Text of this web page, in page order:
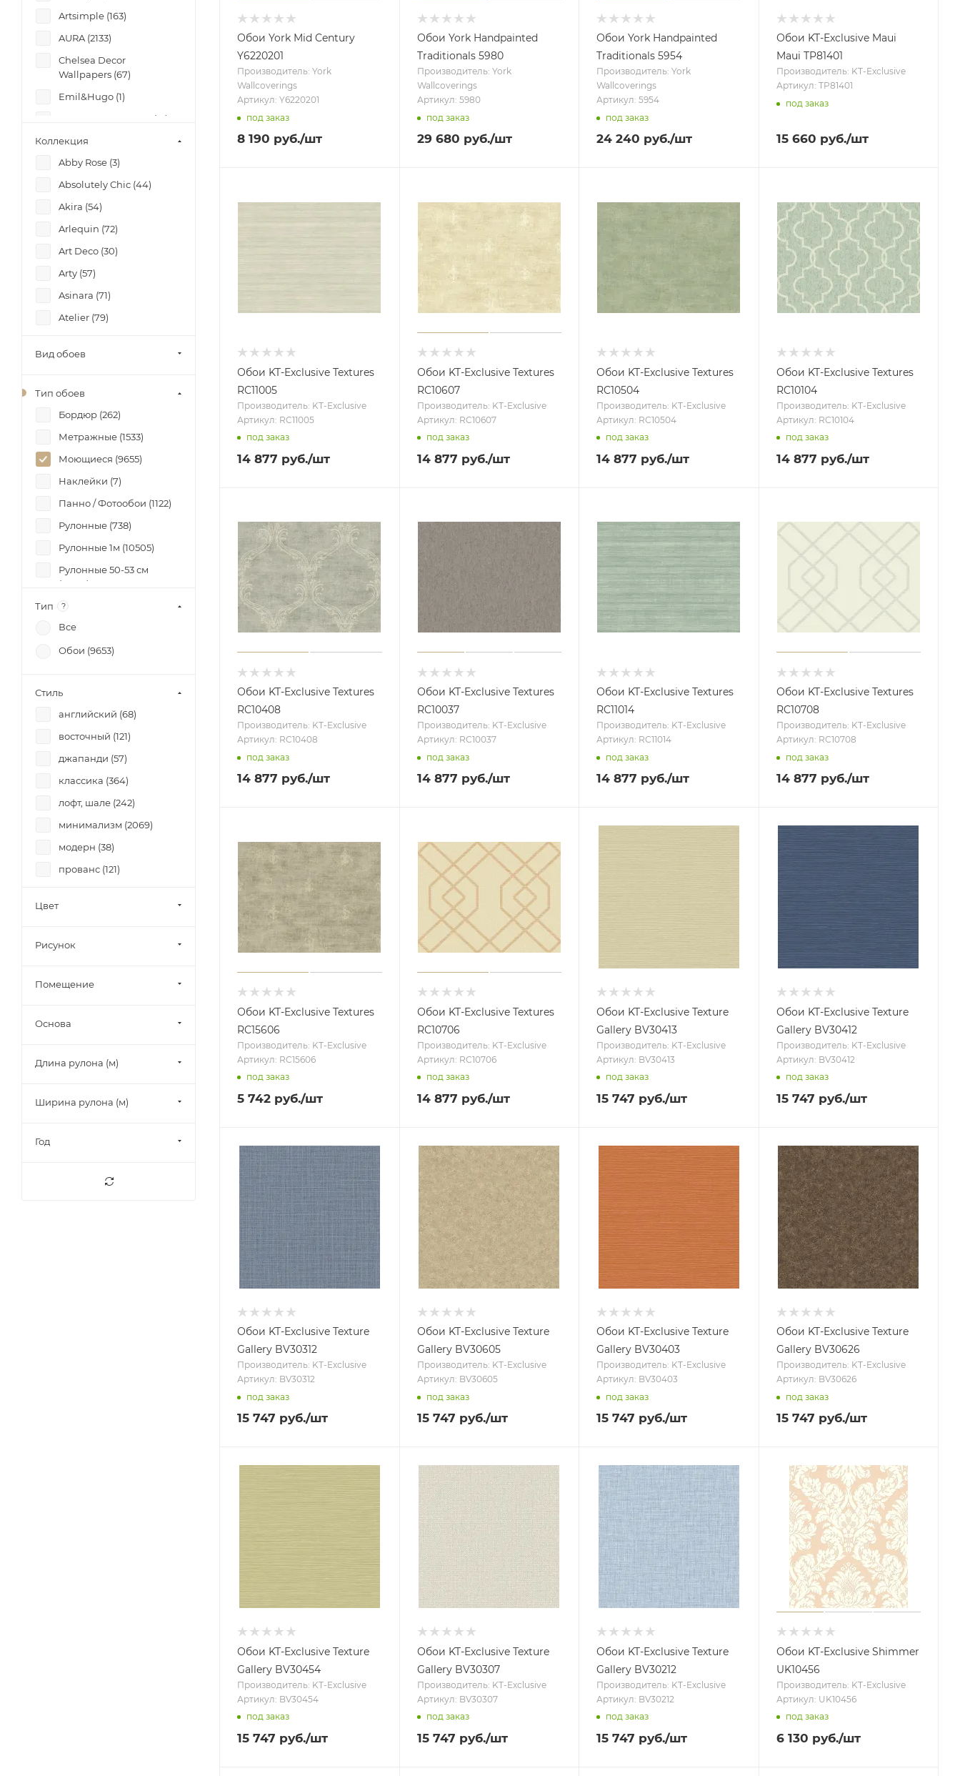
Обои York Mid Century
Y6220201
Производитель: York
Wallcoverings
Артикул: Y6220201
под заказ
8 190 руб./шт
Обои York Handpainted
Traditionals 5980
Производитель: York
Wallcoverings
Артикул: 5980
под заказ
29 680 руб./шт
Обои York Handpainted
Traditionals 5954
Производитель: York
Wallcoverings
Артикул: 5954
под заказ
24 240 руб./шт
Обои KT-Exclusive Maui
Maui TP81401
Производитель: KT-Exclusive
Артикул: TP81401
под заказ
15 660 руб./шт
Обои KT-Exclusive Textures
RC11005
Производитель: KT-Exclusive
Артикул: RC11005
под заказ
14 877 руб./шт
Обои KT-Exclusive Textures
RC10607
Производитель: KT-Exclusive
Артикул: RC10607
под заказ
14 877 руб./шт
Обои KT-Exclusive Textures
RC10504
Производитель: KT-Exclusive
Артикул: RC10504
под заказ
14 877 руб./шт
Обои KT-Exclusive Textures
RC10104
Производитель: KT-Exclusive
Артикул: RC10104
под заказ
14 877 руб./шт
Обои KT-Exclusive Textures
RC10408
Производитель: KT-Exclusive
Артикул: RC10408
под заказ
14 877 руб./шт
Обои KT-Exclusive Textures
RC10037
Производитель: KT-Exclusive
Артикул: RC10037
под заказ
14 877 руб./шт
Обои KT-Exclusive Textures
RC11014
Производитель: KT-Exclusive
Артикул: RC11014
под заказ
14 877 руб./шт
Обои KT-Exclusive Textures
RC10708
Производитель: KT-Exclusive
Артикул: RC10708
под заказ
14 877 руб./шт
Обои KT-Exclusive Textures
RC15606
Производитель: KT-Exclusive
Артикул: RC15606
под заказ
5 742 руб./шт
Обои KT-Exclusive Textures
RC10706
Производитель: KT-Exclusive
Артикул: RC10706
под заказ
14 877 руб./шт
Обои KT-Exclusive Texture
Gallery BV30413
Производитель: KT-Exclusive
Артикул: BV30413
под заказ
15 747 руб./шт
Обои KT-Exclusive Texture
Gallery BV30412
Производитель: KT-Exclusive
Артикул: BV30412
под заказ
15 747 руб./шт
Обои KT-Exclusive Texture
Gallery BV30312
Производитель: KT-Exclusive
Артикул: BV30312
под заказ
15 747 руб./шт
Обои KT-Exclusive Texture
Gallery BV30605
Производитель: KT-Exclusive
Артикул: BV30605
под заказ
15 747 руб./шт
Обои KT-Exclusive Texture
Gallery BV30403
Производитель: KT-Exclusive
Артикул: BV30403
под заказ
15 747 руб./шт
Обои KT-Exclusive Texture
Gallery BV30626
Производитель: KT-Exclusive
Артикул: BV30626
под заказ
15 747 руб./шт
Обои KT-Exclusive Texture
Gallery BV30454
Производитель: KT-Exclusive
Артикул: BV30454
под заказ
15 747 руб./шт
Обои KT-Exclusive Texture
Gallery BV30307
Производитель: KT-Exclusive
Артикул: BV30307
под заказ
15 747 руб./шт
Обои KT-Exclusive Texture
Gallery BV30212
Производитель: KT-Exclusive
Артикул: BV30212
под заказ
15 747 руб./шт
Обои KT-Exclusive Shimmer
UK10456
Производитель: KT-Exclusive
Артикул: UK10456
под заказ
6 130 руб./шт
Artsimple (163)
AURA (2133)
Chelsea Decor
Wallpapers (67)
Emil&Hugo (1)
GRAHAM & BROWN (
)
Hygge (
KHROMA ( 3)
Khroma Zoom ( 2)
KT-Exclusive (
Lincrusta (42
LOYMINA (5)
LUNA (1)
LUTECE (172
Marburg (2727
(468)
Андреа Росси (1384
Бернардо Барталуччи
(1249)
Коллекция
Abby Rose (3)
Absolutely Chic (44)
Akira (54)
Arlequin (72)
Art Deco (30)
Arty (57)
Asinara (71)
Atelier (79)
Library ( 2)
Boho (28)
Bombay (43 )
Bombay 2 ( 48
Botanica (33)
Boutique ( 2)
Bramhall ( 51)
Brocade (20)
Casual Living (
83
Chelsea (
Chelsea Plain Box (
1)
City Charm (
City Glam (
28
Classics of England (
Colani Legend (
Cарриери ( 22)
Equilibre (1)
Вид обоев
Тип обоев
Бордюр (262)
Метражные (1533)
Моющиеся (9655)
Наклейки (7)
Панно / Фотообои (1122)
Рулонные (738)
Рулонные 1м (10505)
Рулонные 50-53 см
(
)
Рулонные 68-70 см
Тип ?
Все
Обои (9653)
Стиль
английский (68)
восточный (121)
джапанди (57)
классика (364)
лофт, шале (242)
минимализм (2069)
модерн (38)
прованс (121)
Цвет
Рисунок
Помещение
Основа
Длина рулона (м)
Ширина рулона (м)
Год